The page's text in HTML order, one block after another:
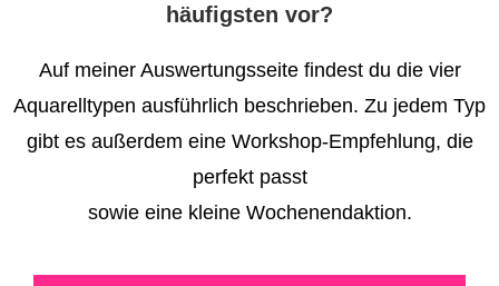
häufigsten vor?
Auf meiner Auswertungsseite findest du die vier
Aquarelltypen ausführlich beschrieben. Zu jedem Typ
gibt es außerdem eine Workshop-Empfehlung, die
perfekt passt
sowie eine kleine Wochenendaktion.